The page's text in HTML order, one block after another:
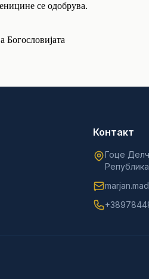
се одобрува.
Богословијата
Контакт
Гоце